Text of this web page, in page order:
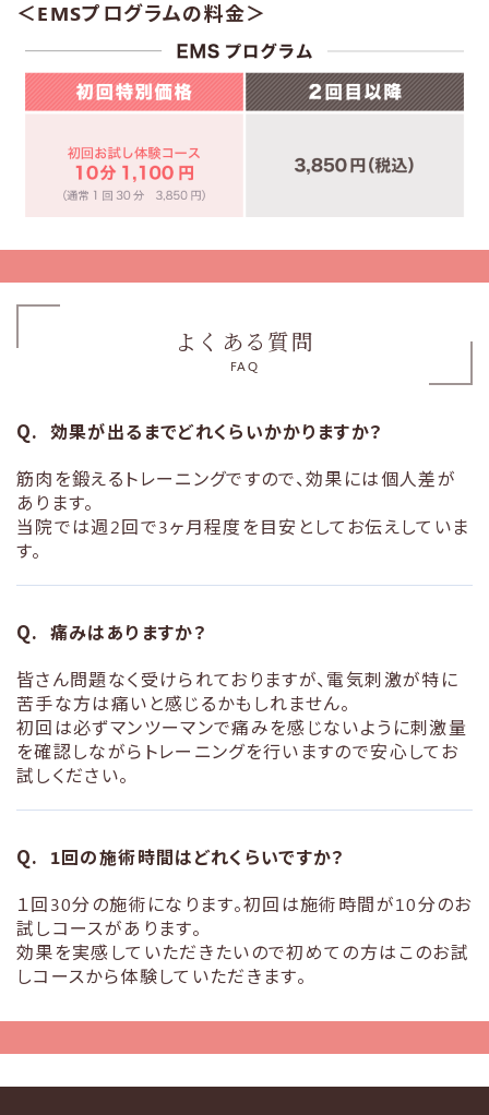
＜EMSプログラムの料金＞
よくある質問
FAQ
効果が出るまでどれくらいかかりますか？
筋肉を鍛えるトレーニングですので、効果には個人差が
あります。
当院では週2回で3ヶ月程度を目安としてお伝えしていま
す。
痛みはありますか？
皆さん問題なく受けられておりますが、電気刺激が特に
苦手な方は痛いと感じるかもしれません。
初回は必ずマンツーマンで痛みを感じないように刺激量
を確認しながらトレーニングを行いますので安心してお
試しください。
1回の施術時間はどれくらいですか？
１回30分の施術になります。初回は施術時間が10分のお
試しコースがあります。
効果を実感していただきたいので初めての方はこのお試
しコースから体験していただきます。